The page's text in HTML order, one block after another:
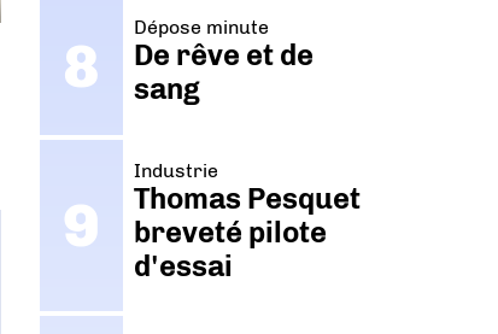
Dépose minute
De rêve et de
sang
Industrie
Thomas Pesquet
breveté pilote
d'essai